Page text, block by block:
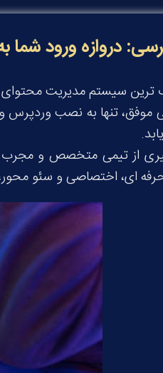
دروازه ورود شما
موفق، تنها به نصب وردپرس
از تیمی متخصص و مجرب
ای، اختصاصی و سئو